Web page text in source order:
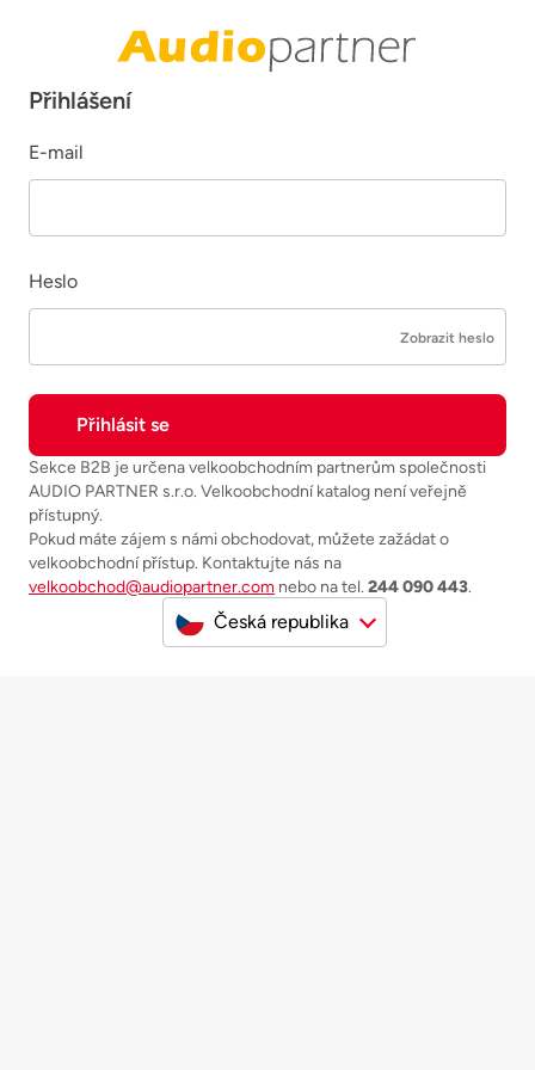
Přihlášení
E-mail
Heslo
Zobrazit heslo
Sekce B2B je určena velkoobchodním partnerům společnosti
AUDIO PARTNER s.r.o. Velkoobchodní katalog není veřejně
přístupný.
Pokud máte zájem s námi obchodovat, můžete zažádat o
velkoobchodní přístup. Kontaktujte nás na
velkoobchod@audiopartner.com nebo na tel. 244 090 443.
Česká republika